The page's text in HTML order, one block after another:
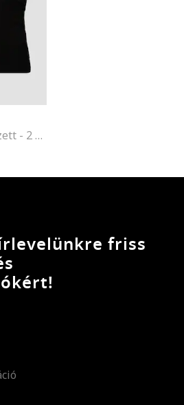
Pamuttartalmú trikó szett - 2 db, Fekete
friss